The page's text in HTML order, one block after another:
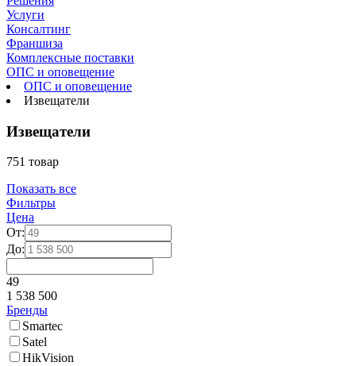
Услуги
Консалтинг
Франшиза
Комплексные поставки
ОПС и оповещение
ОПС и оповещение
Извещатели
Извещатели
751 товар
Показать все
Фильтры
Цена
От:
До:
49
1 538 500
Бренды
Smartec
Satel
HikVision